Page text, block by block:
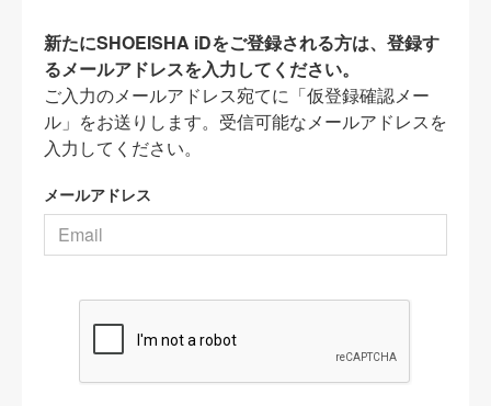
新たにSHOEISHA iDをご登録される方は、登録す
るメールアドレスを入力してください。
ご入力のメールアドレス宛てに「仮登録確認メー
ル」をお送りします。受信可能なメールアドレスを
入力してください。
メールアドレス